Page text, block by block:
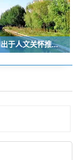
深圳某公司出于人文关怀推出内部托管，结果无孩单身员工举报了，核心理由有两个